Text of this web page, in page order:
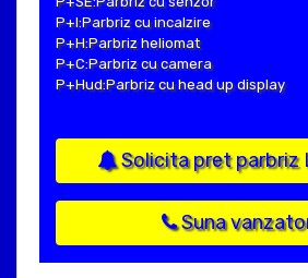
P+I:Parbriz cu incalzire
P+H:Parbriz heliomat
P+C:Parbriz cu camera
P+Hud:Parbriz cu head up display
Solicita pret parbriz
Suna